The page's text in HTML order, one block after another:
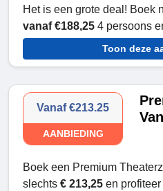
Het is een grote deal! Boek
vanaf €188,25 4 persoons
Toon deze
Vanaf €213.25
AANBIEDING
Boek een Premium
slechts € 213,25 en